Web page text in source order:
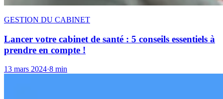
GESTION DU CABINET
Lancer votre cabinet de santé : 5 conseils essentiels à
prendre en compte !
13 mars 2024·8 min